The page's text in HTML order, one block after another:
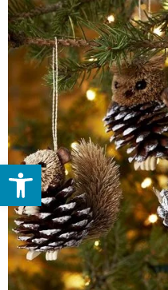
Abrir barra